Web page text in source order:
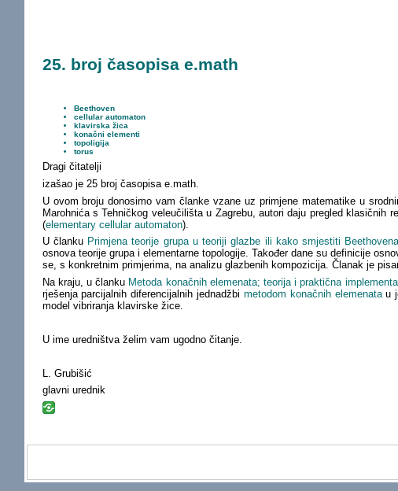
25. broj časopisa e.math
Beethoven
cellular automaton
klavirska žica
konačni elementi
topoligija
torus
Dragi čitatelji
izašao je 25 broj časopisa e.math.
U ovom broju donosimo vam članke vzane uz primjene matematike u
Marohnića s Tehničkog veleučilišta u Zagrebu, autori daju pregled
(elementary cellular automaton).
U članku Primjena teorije grupa u teoriji glazbe ili kako smjestiti
osnova teorije grupa i elementarne topologije. Također dane su definicije
se, s konkretnim primjerima, na analizu glazbenih kompozicija. Članak je
Na kraju, u članku Metoda konačnih elemenata; teorija i praktična
rješenja parcijalnih diferencijalnih jednadžbi metodom konačnih elemenatau
model vibriranja klavirske žice.
U ime uredništva želim vam ugodno čitanje.
L. Grubišić
glavni urednik